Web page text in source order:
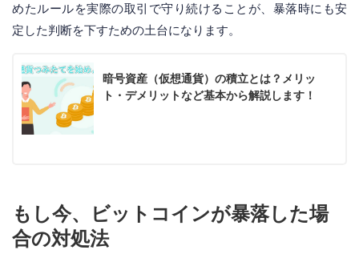
めたルールを実際の取引で守り続けることが、暴落時にも安
定した判断を下すための土台になります。
暗号資産（仮想通貨）の積立とは？メリッ
ト・デメリットなど基本から解説します！
もし今、ビットコインが暴落した場
合の対処法